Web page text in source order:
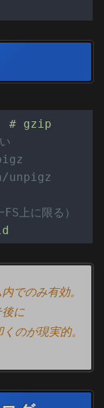
# gzip
unpigz
上に限る）
でのみ有効。
後に
のが現実的。